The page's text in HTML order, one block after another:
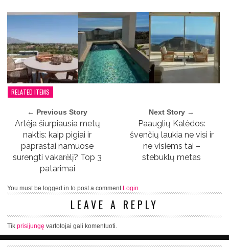
RELATED ITEMS
← Previous Story
Artėja šiurpiausia metų
naktis: kaip pigiai ir
paprastai namuose
surengti vakarėlį? Top 3
patarimai
Next Story →
Paauglių Kalėdos:
švenčių laukia ne visi ir
ne visiems tai –
stebuklų metas
You must be logged in to post a comment Login
LEAVE A REPLY
Tik prisijungę vartotojai gali komentuoti.